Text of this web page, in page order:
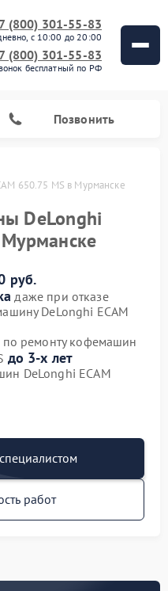
(800) 301-55-83
с 10:00 до 20:00
(800) 301-55-83
бесплатный по РФ
Позвонить
650.75 MS в Мурманске
DeLonghi
руб.
даже при отказе
DeLonghi ECAM
ремонту кофемашин
до 3-х лет
DeLonghi ECAM
работ